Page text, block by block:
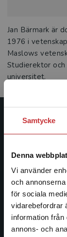
Samtycke
Denna
Vi använder
och
för sociala
vidarebefordrar
information från
annons- och
Jan Bärmark är
1976 i
Maslows
Studierektor
universitet.
ledande
facklitteratur,
längs hela
Kontakta